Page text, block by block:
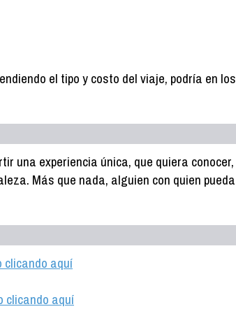
el tipo y costo del viaje, podría en los
una experiencia única, que quiera conocer,
Más que nada, alguien con quien pueda
clicando aquí
clicando aquí